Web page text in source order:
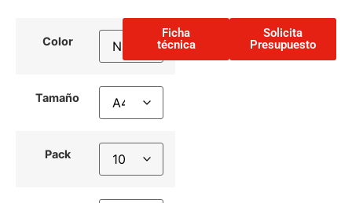
Color
Tamaño
Pack
Ficha
técnica
Solicita
Presupuesto